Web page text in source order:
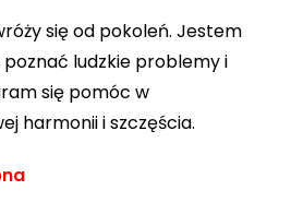
się od pokoleń. Jestem
ludzkie problemy i
się pomóc w
harmonii i szczęścia.